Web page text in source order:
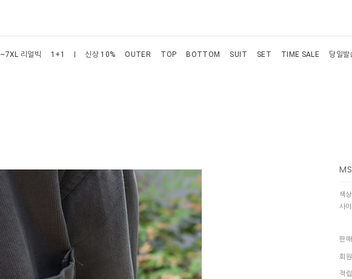
~7XL 리얼빅 1+1 신상 10% OUTER TOP BOTTOM SUIT SET TIME SALE 당일발
색
사
판
회
적